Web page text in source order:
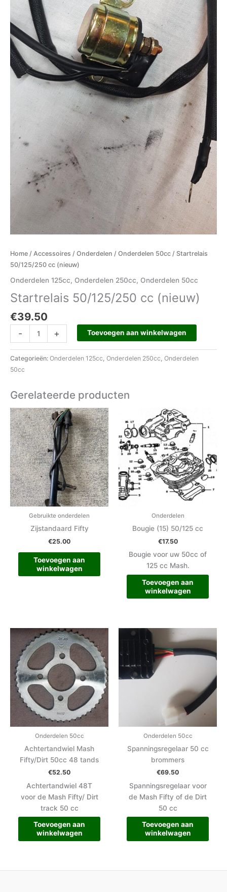
Home / Accessoires / Onderdelen / Onderdelen 50cc / Startrelais
50/125/250 cc (nieuw)
Onderdelen 125cc, Onderdelen 250cc, Onderdelen 50cc
Startrelais 50/125/250 cc (nieuw)
€39.50
- + Toevoegen aan winkelwagen
Categorieën: Onderdelen 125cc, Onderdelen 250cc, Onderdelen
50cc
Gerelateerde producten
Gebruikte onderdelen
Zijstandaard Fifty
€25.00
Toevoegen aan
winkelwagen
Onderdelen
Bougie (15) 50/125 cc
€17.50
Bougie voor uw 50cc of
125 cc Mash.
Toevoegen aan
winkelwagen
Onderdelen 50cc
Achtertandwiel Mash
Fifty/Dirt 50cc 48 tands
€52.50
Achtertandwiel 48T
voor de Mash Fifty/ Dirt
track 50 cc
Toevoegen aan
winkelwagen
Onderdelen 50cc
Spanningsregelaar 50 cc
brommers
€69.50
Spanningsregelaar voor
de Mash Fifty of de Dirt
50 cc
Toevoegen aan
winkelwagen